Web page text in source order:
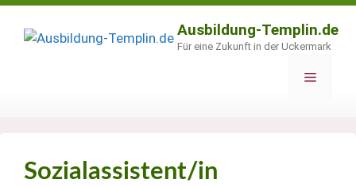
Zum
Inhalt
Ausbildung-Templin.de
Für eine Zukunft in der Uckermark
Menü
Sozialassistent/in